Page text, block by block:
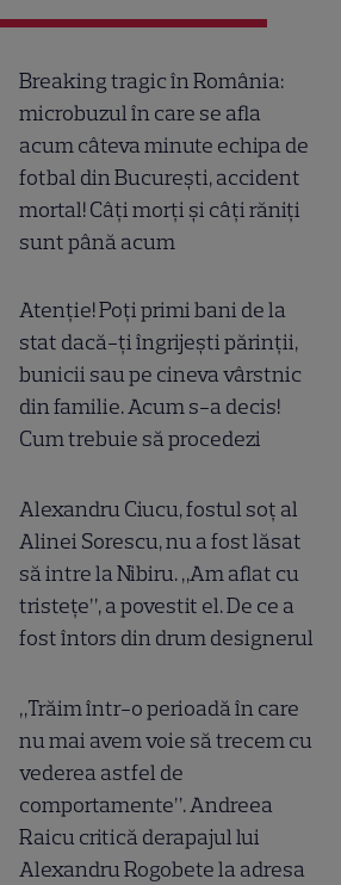
Breaking tragic în România:
microbuzul în care se afla
acum câteva minute echipa de
fotbal din București, accident
mortal! Câți morți și câți răniți
sunt până acum
Atenție! Poți primi bani de la
stat dacă-ți îngrijești părinții,
bunicii sau pe cineva vârstnic
din familie. Acum s-a decis!
Cum trebuie să procedezi
Alexandru Ciucu, fostul soț al
Alinei Sorescu, nu a fost lăsat
să intre la Nibiru. „Am aflat cu
tristețe”, a povestit el. De ce a
fost întors din drum designerul
„Trăim într-o perioadă în care
nu mai avem voie să trecem cu
vederea astfel de
comportamente”. Andreea
Raicu critică derapajul lui
Alexandru Rogobete la adresa